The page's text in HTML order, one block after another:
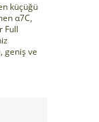
küçüğü
α7C,
Full
geniş ve